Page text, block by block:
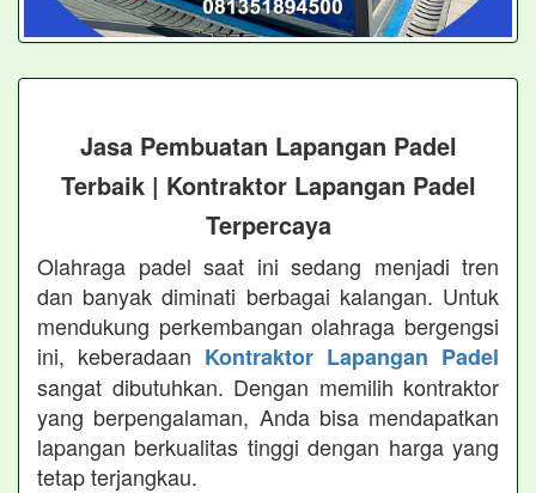
Jasa Pembuatan Lapangan Padel
Terbaik | Kontraktor Lapangan Padel
Terpercaya
Olahraga padel saat ini sedang menjadi tren
dan banyak diminati berbagai kalangan. Untuk
mendukung perkembangan olahraga bergengsi
ini, keberadaan Kontraktor Lapangan Padel
sangat dibutuhkan. Dengan memilih kontraktor
yang berpengalaman, Anda bisa mendapatkan
lapangan berkualitas tinggi dengan harga yang
tetap terjangkau.